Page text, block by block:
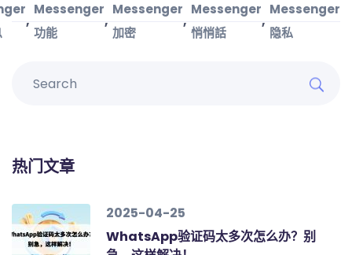
,
Messenger
功能
,
Messenger
加密
,
Messenger
悄悄話
,
Messenger
隐私
热门文章
2025-04-25
WhatsApp验证码太多次怎么办？别